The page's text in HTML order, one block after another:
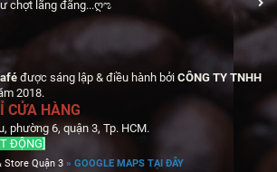
chợt lãng đãng...ღಌ
được sáng lập & điều hành bởi CÔNG TY TNHH
2018.
CỬA HÀNG
phường 6, quận 3, Tp. HCM.
ĐỘNG]
Store Quận 3 » GOOGLE MAPS TẠI ĐÂY